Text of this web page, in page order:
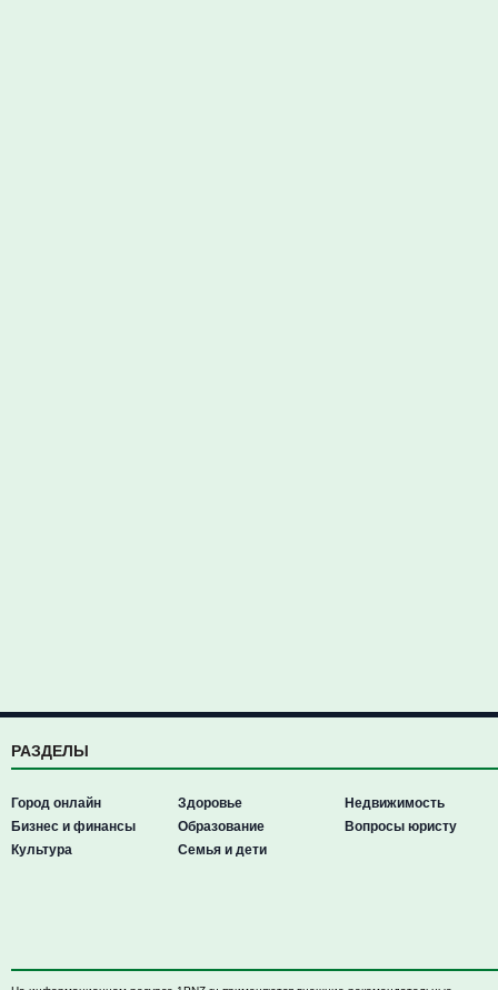
РАЗДЕЛЫ
Город онлайн
Бизнес и финансы
Культура
Здоровье
Образование
Семья и дети
Недвижимость
Вопросы юристу